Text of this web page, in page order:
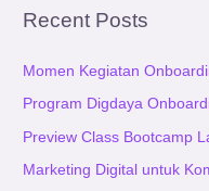
c
f
o
r
:
Recent Posts
Momen Kegiatan
Program Digdaya
Preview Class Bootcamp
Marketing Digital untuk